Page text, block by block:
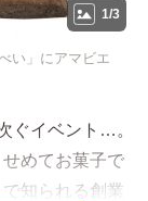
1/3
い」にアマビエ
ぐイベント…。
めてお菓子で
知られる創業